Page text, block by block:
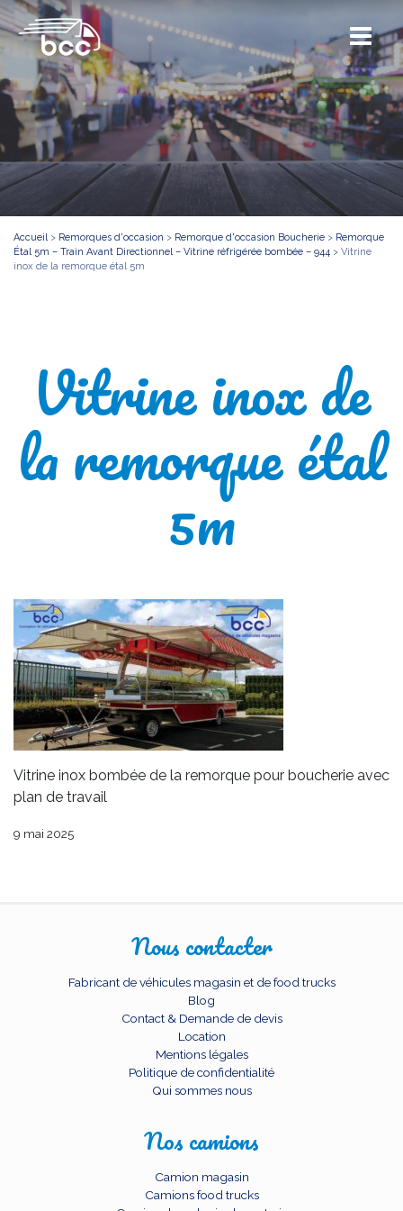
Accueil> Remorques d'occasion > Remorque d'occasion Boucherie > Remorque
Étal 5m – Train Avant Directionnel – Vitrine réfrigérée bombée – 944 > Vitrine
inox de la remorque étal 5m
Vitrine inox de
la remorque étal
5m
Vitrine inox bombée de la remorque pour boucherie avec
plan de travail
9 mai 2025
Nous contacter
Fabricant de véhicules magasin et de food trucks
Blog
Contact & Demande de devis
Location
Mentions légales
Politique de confidentialité
Qui sommes nous
Nos camions
Camion magasin
Camions food trucks